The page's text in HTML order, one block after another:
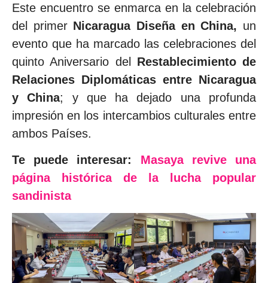
Este encuentro se enmarca en la celebración
del primerNicaragua Diseña en China, un
evento que ha marcado las celebraciones del
quinto Aniversario del Restablecimiento de
Relaciones Diplomáticas entre Nicaragua
y China; y que ha dejado una profunda
impresión en los intercambios culturales entre
ambos Países.
Te puede interesar: Masaya revive una
página histórica de la lucha popular
sandinista